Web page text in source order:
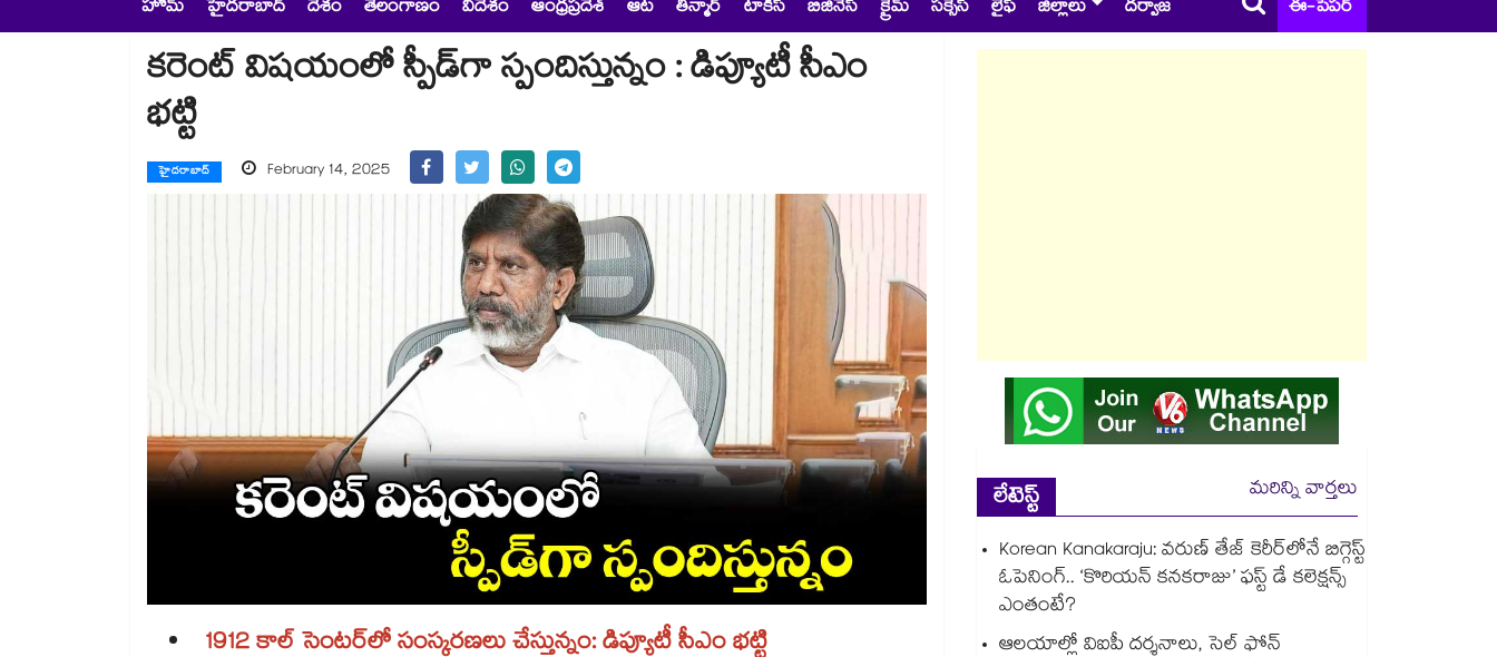
హోమ్ హైదరాబాద్ దేశం తెలంగాణం విదేశం ఆంధ్రప్రదేశ్ ఆట తీన్మార్ టాకీస్ బిజినెస్ క్రైమ్ సక్సెస్ లైఫ్ జిల్లాలు దర్వాజ ఈ-పేపర్
కరెంట్ విషయంలో స్పీడ్​గా స్పందిస్తున్నం : డిప్యూటీ సీఎం
భట్టి
హైదరాబాద్ February 14, 2025
1912 కాల్ సెంటర్‌‌లో సంస్కరణలు చేస్తున్నం: డిప్యూటీ సీఎం భట్టి
లేటెస్ట్
మరిన్ని వార్తలు
Korean Kanakaraju: వరుణ్ తేజ్ కెరీర్‌లోనే బిగ్గెస్ట్
ఓపెనింగ్‌.. ‘కొరియన్ కనకరాజు’ ఫస్ట్ డే కలెక్షన్స్
ఎంతంటే?
ఆలయాల్లో విఐపీ దర్శనాలు, సెల్ ఫోన్